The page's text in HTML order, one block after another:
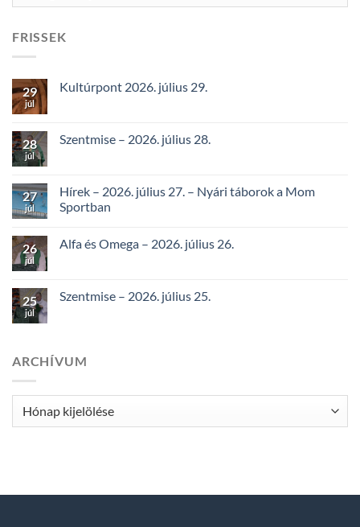
FRISSEK
29
júl
Kultúrpont 2026. július 29.
28
júl
Szentmise – 2026. július 28.
27
júl
Hírek – 2026. július 27. – Nyári táborok a Mom
Sportban
26
júl
Alfa és Omega – 2026. július 26.
25
júl
Szentmise – 2026. július 25.
ARCHÍVUM
Archívum